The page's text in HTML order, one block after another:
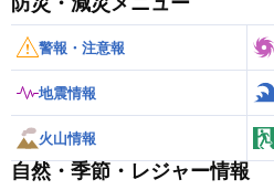
警報・注意報
地震情報
火山情報
自然・季節・レジャー情報